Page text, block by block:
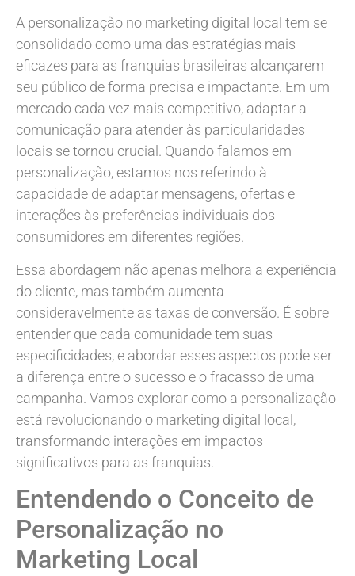
A personalização no marketing digital local tem se
consolidado como uma das estratégias mais
eficazes para as franquias brasileiras alcançarem
seu público de forma precisa e impactante. Em um
mercado cada vez mais competitivo, adaptar a
comunicação para atender às particularidades
locais se tornou crucial. Quando falamos em
personalização, estamos nos referindo à
capacidade de adaptar mensagens, ofertas e
interações às preferências individuais dos
consumidores em diferentes regiões.
Essa abordagem não apenas melhora a experiência
do cliente, mas também aumenta
consideravelmente as taxas de conversão. É sobre
entender que cada comunidade tem suas
especificidades, e abordar esses aspectos pode ser
a diferença entre o sucesso e o fracasso de uma
campanha. Vamos explorar como a personalização
está revolucionando o marketing digital local,
transformando interações em impactos
significativos para as franquias.
Entendendo o Conceito de
Personalização no
Marketing Local